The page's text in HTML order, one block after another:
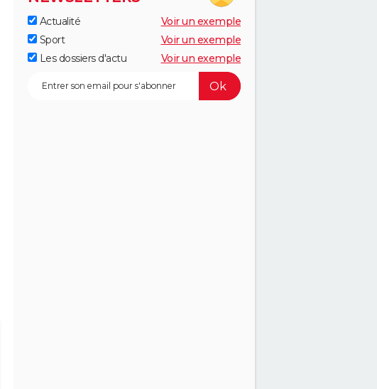
Actualité
Voir un exemple
Sport
Voir un exemple
Les dossiers d'actu
Voir un exemple